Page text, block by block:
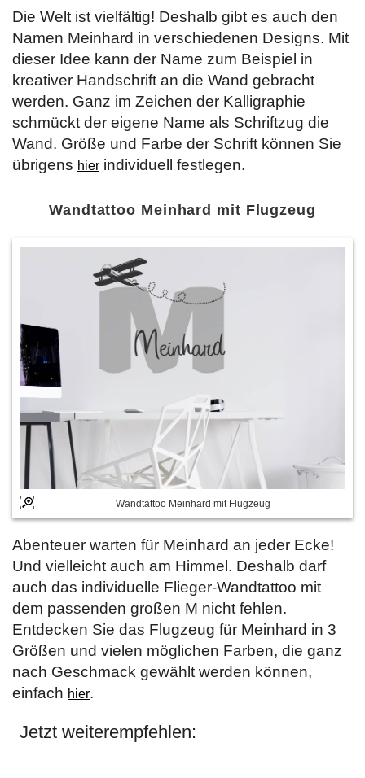
Die Welt ist vielfältig! Deshalb gibt es auch den
Namen Meinhard in verschiedenen Designs. Mit
dieser Idee kann der Name zum Beispiel in
kreativer Handschrift an die Wand gebracht
werden. Ganz im Zeichen der Kalligraphie
schmückt der eigene Name als Schriftzug die
Wand. Größe und Farbe der Schrift können Sie
übrigens hier individuell festlegen.
Wandtattoo Meinhard mit Flugzeug
Wandtattoo Meinhard mit Flugzeug
Abenteuer warten für Meinhard an jeder Ecke!
Und vielleicht auch am Himmel. Deshalb darf
auch das individuelle Flieger-Wandtattoo mit
dem passenden großen M nicht fehlen.
Entdecken Sie das Flugzeug für Meinhard in 3
Größen und vielen möglichen Farben, die ganz
nach Geschmack gewählt werden können,
einfach hier.
Jetzt weiterempfehlen: